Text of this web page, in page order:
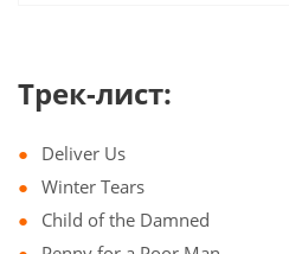
Трек-лист:
Deliver Us
Winter Tears
Child of the Damned